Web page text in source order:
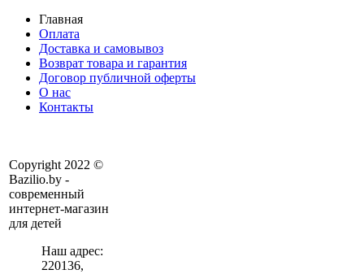
Главная
Оплата
Доставка и самовывоз
Возврат товара и гарантия
Договор публичной оферты
О нас
Контакты
Copyright 2022 ©
Bazilio.by -
современный
интернет-магазин
для детей
Наш адрес:
220136,